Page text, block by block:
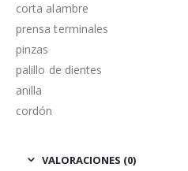
corta alambre
prensa terminales
pinzas
palillo de dientes
anilla
cordón
VALORACIONES (0)